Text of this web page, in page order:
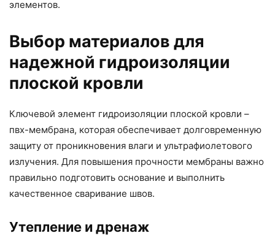
элементов.
Выбор материалов для
надежной гидроизоляции
плоской кровли
Ключевой элемент гидроизоляции плоской кровли –
пвх-мембрана, которая обеспечивает долговременную
защиту от проникновения влаги и ультрафиолетового
излучения. Для повышения прочности мембраны важно
правильно подготовить основание и выполнить
качественное сваривание швов.
Утепление и дренаж